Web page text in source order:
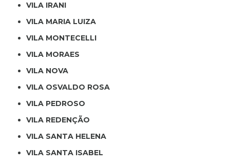
VILA IRANI
VILA MARIA LUIZA
VILA MONTECELLI
VILA MORAES
VILA NOVA
VILA OSVALDO ROSA
VILA PEDROSO
VILA REDENÇÃO
VILA SANTA HELENA
VILA SANTA ISABEL